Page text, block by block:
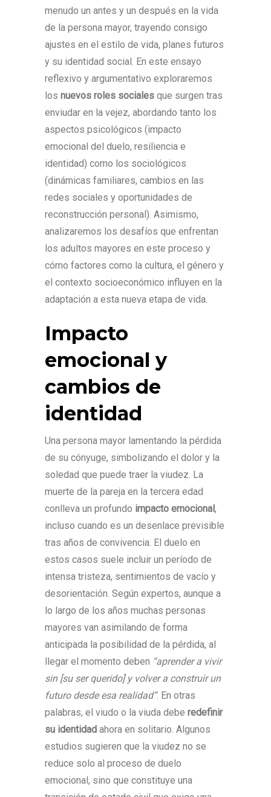
menudo un antes y un después en la vida
de la persona mayor, trayendo consigo
ajustes en el estilo de vida, planes futuros
y su identidad social. En este ensayo
reflexivo y argumentativo exploraremos
los nuevos roles sociales que surgen tras
enviudar en la vejez, abordando tanto los
aspectos psicológicos (impacto
emocional del duelo, resiliencia e
identidad) como los sociológicos
(dinámicas familiares, cambios en las
redes sociales y oportunidades de
reconstrucción personal). Asimismo,
analizaremos los desafíos que enfrentan
los adultos mayores en este proceso y
cómo factores como la cultura, el género y
el contexto socioeconómico influyen en la
adaptación a esta nueva etapa de vida.
Impacto
emocional y
cambios de
identidad
Una persona mayor lamentando la pérdida
de su cónyuge, simbolizando el dolor y la
soledad que puede traer la viudez. La
muerte de la pareja en la tercera edad
conlleva un profundo impacto emocional,
incluso cuando es un desenlace previsible
tras años de convivencia. El duelo en
estos casos suele incluir un período de
intensa tristeza, sentimientos de vacío y
desorientación. Según expertos, aunque a
lo largo de los años muchas personas
mayores van asimilando de forma
anticipada la posibilidad de la pérdida, al
llegar el momento deben “aprender a vivir
sin [su ser querido] y volver a construir un
futuro desde esa realidad”. En otras
palabras, el viudo o la viuda debe redefinir
su identidad ahora en solitario. Algunos
estudios sugieren que la viudez no se
reduce solo al proceso de duelo
emocional, sino que constituye una